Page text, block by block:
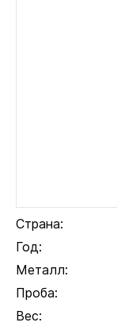
Страна:
Год:
Металл:
Проба:
Вес: